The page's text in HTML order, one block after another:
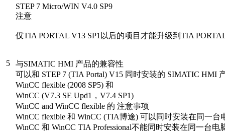
STEP 7 Micro/WIN V4.0 SP9
注意
仅TIA PORTAL V13 SP1以后的项目才能升级到TIA
5
与SIMATIC HMI 产品的兼容性
可以和 STEP 7 (TIA Portal) V15 同时安装的 SIMATIC HMI
WinCC flexible (2008 SP5) 和
WinCC (V7.3 SE Upd1，V7.4 SP1)
WinCC and WinCC flexible 的 注意事项
WinCC flexible 和 WinCC (TIA博途) 可以同时安装在同一台
WinCC 和 WinCC TIA Professional不能同时安装在同一台电